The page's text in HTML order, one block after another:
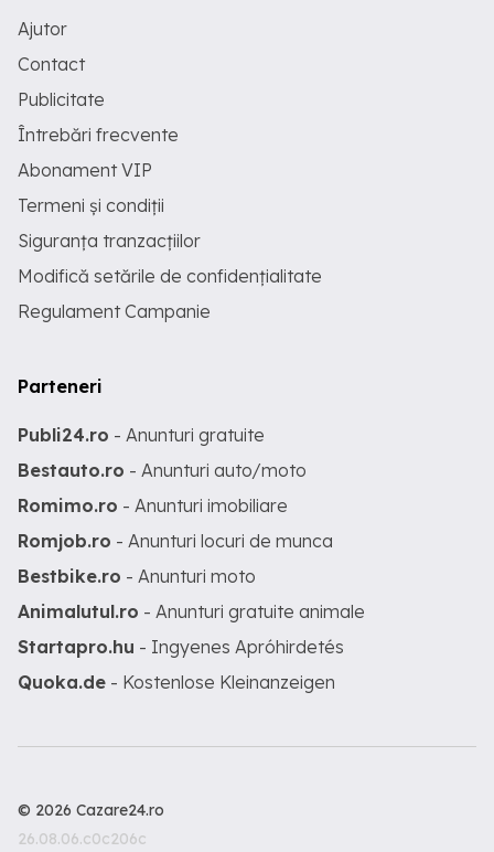
Ajutor
Contact
Publicitate
Întrebări frecvente
Abonament VIP
Termeni și condiții
Siguranța tranzacțiilor
Modifică setările de confidențialitate
Regulament Campanie
Parteneri
Publi24.ro - Anunturi gratuite
Bestauto.ro - Anunturi auto/moto
Romimo.ro - Anunturi imobiliare
Romjob.ro - Anunturi locuri de munca
Bestbike.ro - Anunturi moto
Animalutul.ro - Anunturi gratuite animale
Startapro.hu - Ingyenes Apróhirdetés
Quoka.de - Kostenlose Kleinanzeigen
© 2026 Cazare24.ro
26.08.06.c0c206c